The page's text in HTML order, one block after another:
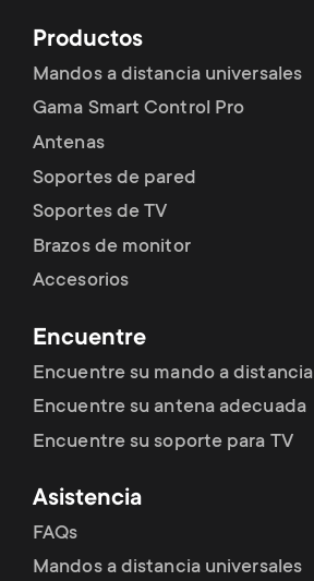
d
u
c
t
s
m
e
n
u
u
p
p
o
r
t
m
e
n
u
Productos
Mandos a distancia universales
Gama Smart Control Pro
Antenas
Soportes de pared
Soportes de TV
Brazos de monitor
Accesorios
Encuentre
Encuentre su mando a distancia
Encuentre su antena adecuada
Encuentre su soporte para TV
Asistencia
FAQs
Mandos a distancia universales